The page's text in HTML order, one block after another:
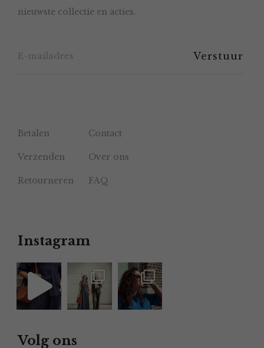
nieuwste collectie en acties.
Betalen Contact
Verzenden Over ons
Retourneren FAQ
Instagram
Volg ons